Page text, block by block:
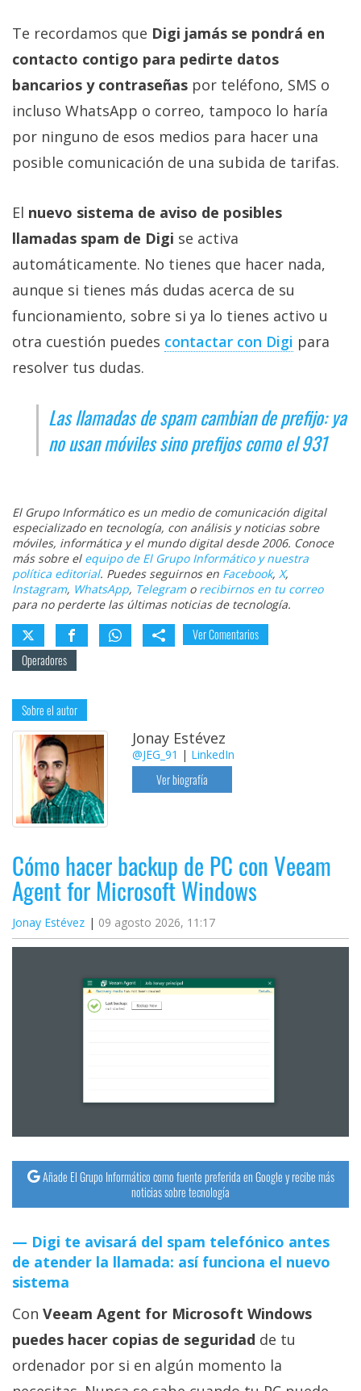
Te recordamos que Digi jamás se pondrá en
contacto contigo para pedirte datos
bancarios y contraseñas por teléfono, SMS o
incluso WhatsApp o correo, tampoco lo haría
por ninguno de esos medios para hacer una
posible comunicación de una subida de tarifas.
El nuevo sistema de aviso de posibles
llamadas spam de Digi se activa
automáticamente. No tienes que hacer nada,
aunque si tienes más dudas acerca de su
funcionamiento, sobre si ya lo tienes activo u
otra cuestión puedes contactar con Digi‎ para
resolver tus dudas.
Las llamadas de spam cambian de prefijo: ya
no usan móviles sino prefijos como el 931
El Grupo Informático es un medio de comunicación digital
especializado en tecnología, con análisis y noticias sobre
móviles, informática y el mundo digital desde 2006. Conoce
más sobre el equipo de El Grupo Informático y nuestra
política editorial. Puedes seguirnos en Facebook, X,
Instagram, WhatsApp, Telegramo recibirnos en tu correo
para no perderte las últimas noticias de tecnología.
Ver Comentarios
Operadores
Sobre el autor
Jonay Estévez
@JEG_91 | LinkedIn
Ver biografía
Cómo hacer backup de PC con Veeam
Agent for Microsoft Windows
Jonay Estévez 09 agosto 2026, 11:17
Añade El Grupo Informático como fuente preferida en Google y recibe más
noticias sobre tecnología
Digi te avisará del spam telefónico antes
de atender la llamada: así funciona el nuevo
sistema
Con Veeam Agent for Microsoft Windows
puedes hacer copias de seguridad de tu
ordenador por si en algún momento la